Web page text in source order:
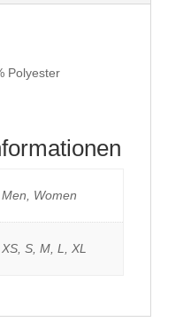
Polyester
Men, Women
XS, S, M, L, XL